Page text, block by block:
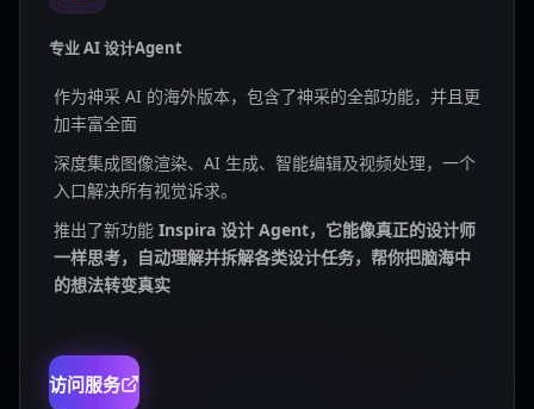
专业 AI 设计Agent
作为神采 AI 的海外版本，包含了神采的全部功能，并且更
加丰富全面
深度集成图像渲染、AI 生成、智能编辑及视频处理，一个
入口解决所有视觉诉求。
推出了新功能 Inspira 设计 Agent，它能像真正的设计师
一样思考，自动理解并拆解各类设计任务，帮你把脑海中
的想法转变真实
访问服务